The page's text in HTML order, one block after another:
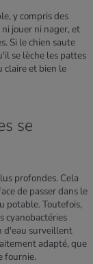
y compris des
jouer ni nager, et
Si le chien saute
se lèche les pattes
claire et bien le
se
profondes. Cela
de passer dans le
potable. Toutefois,
cyanobactéries
d'eau surveillent
adapté, que
fournie.